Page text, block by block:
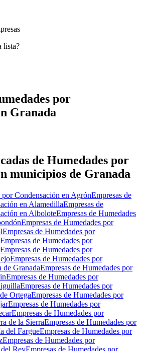
lista?
por
Granada
de Humedades por
municipios de Granada
por Condensación en AgrónEmpresas de
en AlamedillaEmpresas de
en AlboloteEmpresas de Humedades
Empresas de Humedades por
Empresas de Humedades por
Empresas de Humedades por
Empresas de Humedades por
Empresas de Humedades por
de GranadaEmpresas de Humedades por
Empresas de Humedades por
Empresas de Humedades por
OrtegaEmpresas de Humedades por
Empresas de Humedades por
Empresas de Humedades por
de la SierraEmpresas de Humedades por
del FargueEmpresas de Humedades por
Empresas de Humedades por
ReyEmpresas de Humedades por